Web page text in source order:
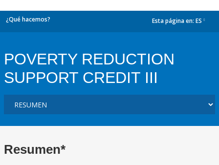
¿Qué hacemos? Esta página en: ES
POVERTY REDUCTION
SUPPORT CREDIT III
Resumen*